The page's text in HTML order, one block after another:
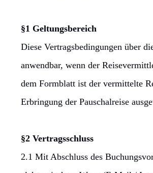
§1 Geltungsbereich
Diese Vertragsbedingungen über
anwendbar, wenn der
dem Formblatt ist der vermittelte
Erbringung der Pauschalreise
§2 Vertragsschluss
2.1 Mit Abschluss des